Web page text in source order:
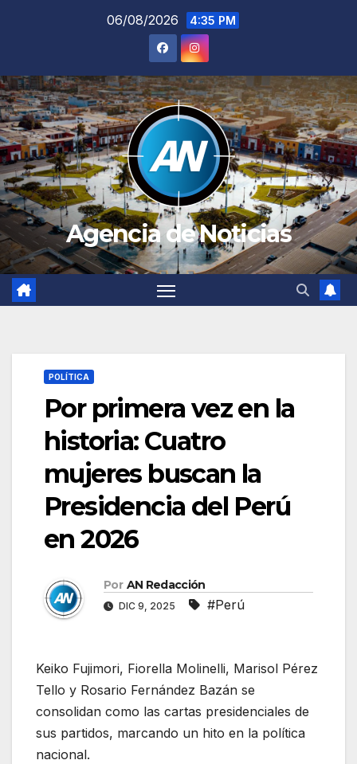
06/08/2026 4:35 PM
Agencia de Noticias
POLÍTICA
Por primera vez en la
historia: Cuatro
mujeres buscan la
Presidencia del Perú
en 2026
Por AN Redacción
DIC 9, 2025 #Perú
Keiko Fujimori, Fiorella Molinelli, Marisol Pérez
Tello y Rosario Fernández Bazán se
consolidan como las cartas presidenciales de
sus partidos, marcando un hito en la política
nacional.